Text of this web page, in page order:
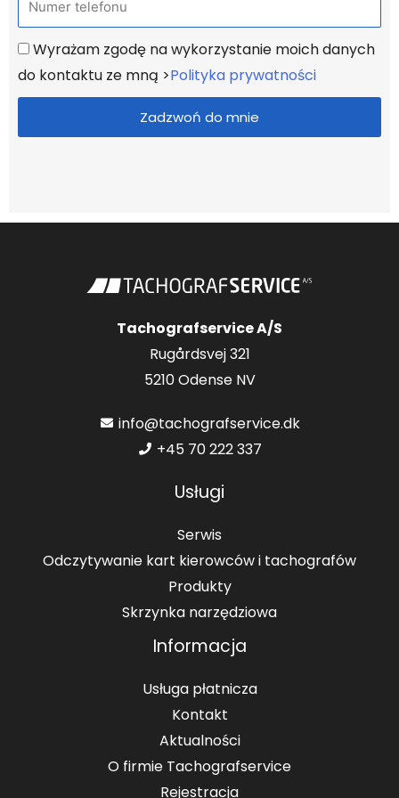
w
a
e
l
e
f
U
z
g
o
Wyrażam zgodę na wykorzystanie moich danych
do kontaktu ze mną >Polityka prywatności
Zadzwoń do mnie
Tachografservice A/S
Rugårdsvej 321
5210 Odense NV
info@tachografservice.dk
+45 70 222 337
Usługi
Serwis
Odczytywanie kart kierowców i tachografów
Produkty
Skrzynka narzędziowa
Informacja
Usługa płatnicza
Kontakt
Aktualności
O firmie Tachografservice
Rejestracja